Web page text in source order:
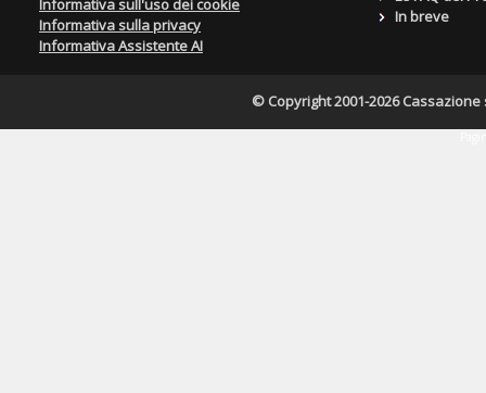
Informativa sull'uso dei cookie
Informativa sulla privacy
Informativa Assistente AI
In breve
© Copyright 2001-2026 Cassazione